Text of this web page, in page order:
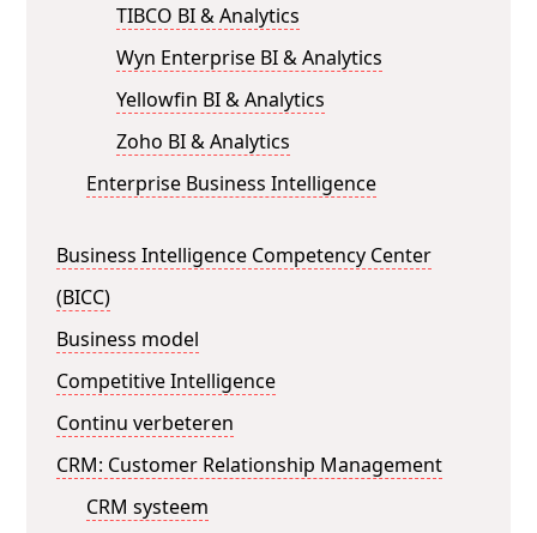
TIBCO BI & Analytics
Wyn Enterprise BI & Analytics
Yellowfin BI & Analytics
Zoho BI & Analytics
Enterprise Business Intelligence
Business Intelligence Competency Center
(BICC)
Business model
Competitive Intelligence
Continu verbeteren
CRM: Customer Relationship Management
CRM systeem